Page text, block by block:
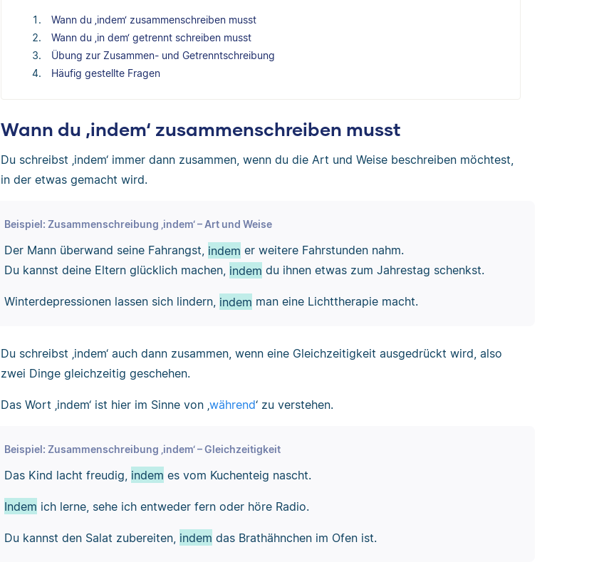
Wann du ‚indem‘ zusammenschreiben musst
Wann du ‚in dem‘ getrennt schreiben musst
Übung zur Zusammen- und Getrenntschreibung
Häufig gestellte Fragen
Wann du ‚indem‘ zusammenschreiben musst
Du schreibst ‚indem‘ immer dann zusammen, wenn du die Art und Weise beschreiben möchtest,
in der etwas gemacht wird.
Beispiel: Zusammenschreibung ‚indem‘ – Art und Weise
Der Mann überwand seine Fahrangst, indem er weitere Fahrstunden nahm.
Du kannst deine Eltern glücklich machen, indem du ihnen etwas zum Jahrestag schenkst.
Winterdepressionen lassen sich lindern, indem man eine Lichttherapie macht.
Du schreibst ‚indem‘ auch dann zusammen, wenn eine Gleichzeitigkeit ausgedrückt wird, also
zwei Dinge gleichzeitig geschehen.
Das Wort ‚indem‘ ist hier im Sinne von ‚ während‘ zu verstehen.
Beispiel: Zusammenschreibung ‚indem‘ – Gleichzeitigkeit
Das Kind lacht freudig, indem es vom Kuchenteig nascht.
Indem ich lerne, sehe ich entweder fern oder höre Radio.
Du kannst den Salat zubereiten, indem das Brathähnchen im Ofen ist.